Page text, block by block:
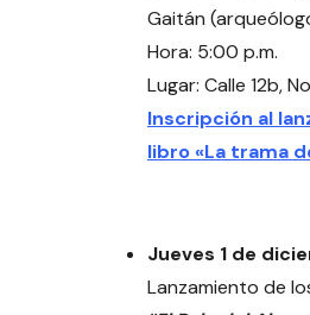
Gaitán
Hora: 5:00 p.m.
Lugar: Calle 12b,
Inscripción al
libro «La trama
Jueves 1 de
Lanzamiento de